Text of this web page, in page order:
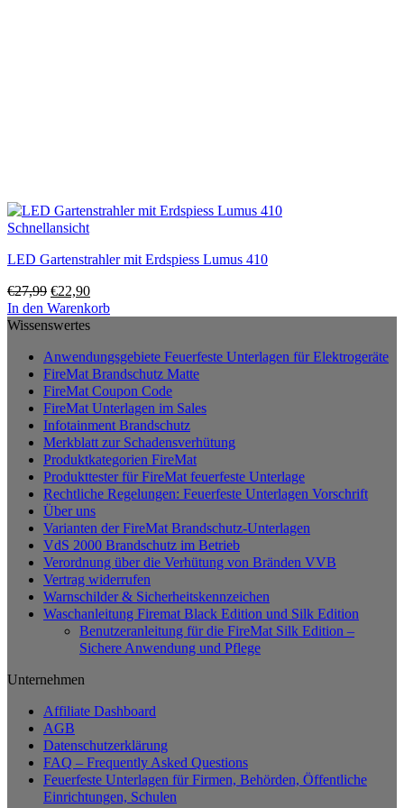
Schnellansicht
LED Gartenstrahler mit Erdspiess Lumus 410
€27,99 Ursprünglicher
Preis
war:
€22,90Aktueller
Preis
ist:
In den Warenkorb
Wissenswertes
Anwendungsgebiete Feuerfeste Unterlagen für Elektrogeräte
FireMat Brandschutz Matte
FireMat Coupon Code
FireMat Unterlagen im Sales
Infotainment Brandschutz
Merkblatt zur Schadensverhütung
Produktkategorien FireMat
Produkttester für FireMat feuerfeste Unterlage
Rechtliche Regelungen: Feuerfeste Unterlagen Vorschrift
Über uns
Varianten der FireMat Brandschutz-Unterlagen
VdS 2000 Brandschutz im Betrieb
Verordnung über die Verhütung von Bränden VVB
Vertrag widerrufen
Warnschilder & Sicherheitskennzeichen
Waschanleitung Firemat Black Edition und Silk Edition
Benutzeranleitung für die FireMat Silk Edition –
Sichere Anwendung und Pflege
Unternehmen
Affiliate Dashboard
AGB
Datenschutzerklärung
FAQ – Frequently Asked Questions
Feuerfeste Unterlagen für Firmen, Behörden, Öffentliche
Einrichtungen, Schulen